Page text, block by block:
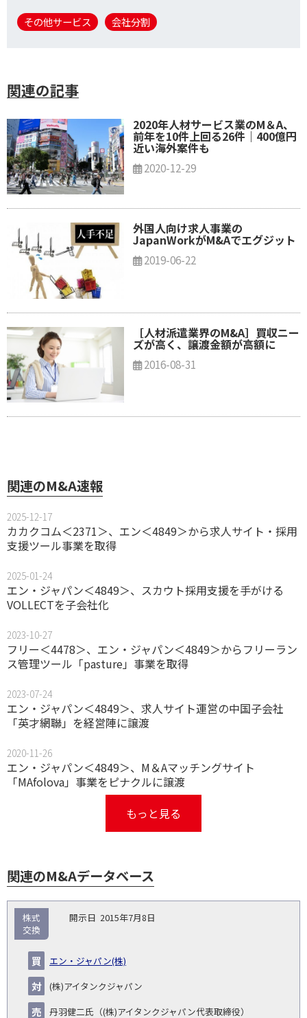
その他サービス 会社分割
関連の記事
2020年人材サービス業のM＆A、
前年を10件上回る26件｜400億円
近い海外案件も
2020-12-29
外国人向け求人事業の
JapanWorkがM&Aでエグジット
2019-06-22
［人材派遣業界のM&A］買収ニー
ズが高く、譲渡金額が高額に
2016-08-31
関連のM&A速報
2025-12-17
カカクコム＜2371＞、エン＜4849＞から求人サイト・採用
支援ツール事業を取得
2025-01-24
エン・ジャパン＜4849＞、スカウト採用支援を手がける
VOLLECTを子会社化
2023-10-27
フリー＜4478＞、エン・ジャパン＜4849＞からフリーラン
ス管理ツール「pasture」事業を取得
2023-07-24
エン・ジャパン＜4849＞、求人サイト運営の中国子会社
「英才網聯」を経営陣に譲渡
2020-11-26
エン・ジャパン＜4849＞、M＆Aマッチングサイト
「MAfolova」事業をピナクルに譲渡
もっと見る
関連のM&Aデータベース
示
い
企
業・
事業
▽
2015年7月8日
エン・ジャパン(株)
(株)アイタンクジャパン
丹羽健二氏（(株)アイタンクジャパン代表取締役）
株式
交換